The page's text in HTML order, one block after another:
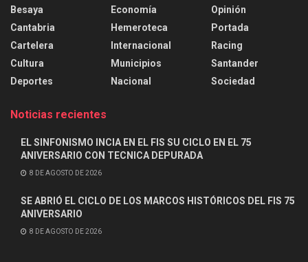
Besaya
Cantabria
Cartelera
Cultura
Deportes
Economía
Hemeroteca
Internacional
Municipios
Nacional
Opinión
Portada
Racing
Santander
Sociedad
Noticias recientes
EL SINFONISMO INCIA EN EL FIS SU CICLO EN EL 75
ANIVERSARIO CON TECNICA DEPURADA
8 DE AGOSTO DE 2026
SE ABRIÓ EL CICLO DE LOS MARCOS HISTÓRICOS DEL FIS 75
ANIVERSARIO
8 DE AGOSTO DE 2026